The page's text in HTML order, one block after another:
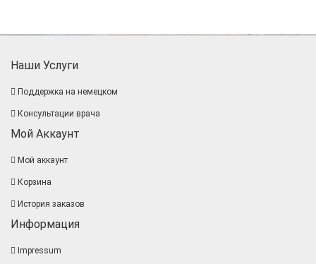
Наши Услуги
Поддержка на немецком
Консультации врача
Мой Аккаунт
Мой аккаунт
Корзина
История заказов
Информация
Impressum